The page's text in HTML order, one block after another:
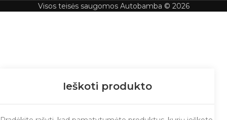
Visos teisės saugomos Autobamba © 2026